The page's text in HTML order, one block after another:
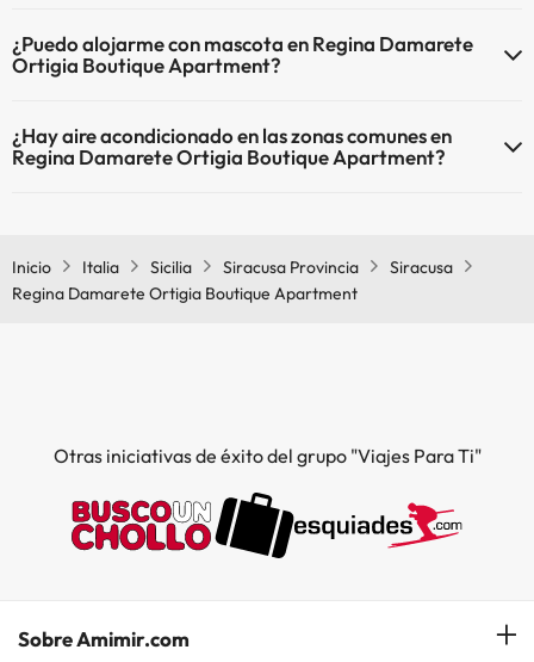
¿Puedo alojarme con mascota en Regina Damarete
Ortigia Boutique Apartment?
mascotas.
¿Hay aire acondicionado en las zonas comunes en
Regina Damarete Ortigia Boutique Apartment?
Inicio
Italia Sicilia Siracusa Provincia
Siracusa
Regina Damarete Ortigia Boutique Apartment
Otras iniciativas de éxito del grupo "Viajes Para Ti"
Sobre Amimir.com